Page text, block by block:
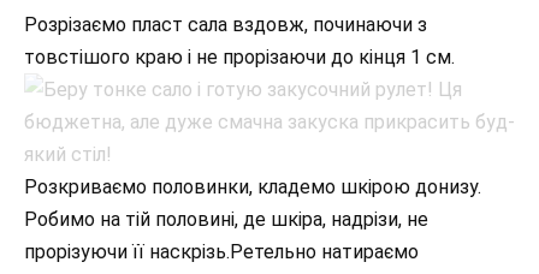
Розрізаємо пласт сала вздовж, починаючи з
товстішого краю і не прорізаючи до кінця 1 см.
Розкриваємо половинки, кладемо шкірою донизу.
Робимо на тій половині, де шкіра, надрізи, не
прорізуючи її наскрізь.Ретельно натираємо